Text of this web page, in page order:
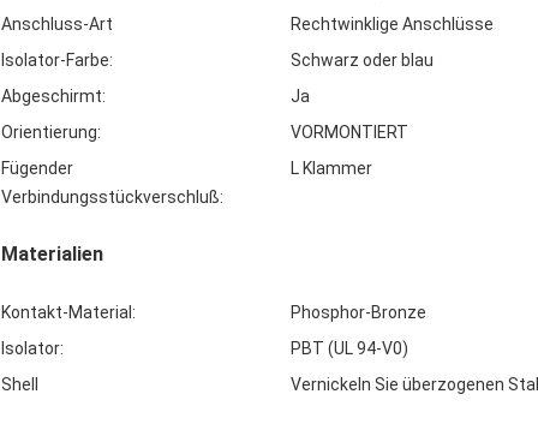
Anschluss-Art
Rechtwinklige Anschlüsse
Isolator-Farbe:
Schwarz oder blau
Abgeschirmt:
Ja
Orientierung:
VORMONTIERT
Fügender
Verbindungsstückverschluß:
L Klammer
Materialien
Kontakt-Material:
Phosphor-Bronze
Isolator:
PBT (UL 94-V0)
Shell
Vernickeln Sie überzogenen